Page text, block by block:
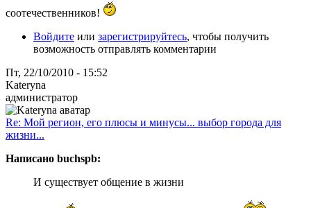
соотечественников!
Войдите или зарегистрируйтесь, чтобы получить
возможность отправлять комментарии
Пт, 22/10/2010 - 15:52
Kateryna
администратор
Re: Мой регион, его плюсы и минусы... выбор города для
жизни...
Написано buchspb:
И существует общение в жизни